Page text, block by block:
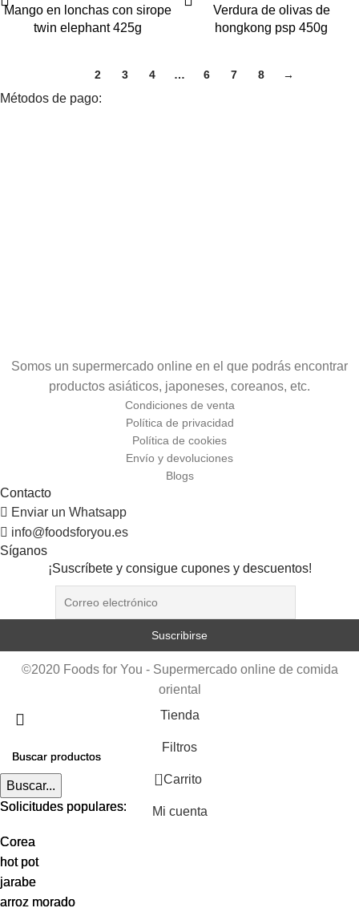
Mango en lonchas con sirope
twin elephant 425g
Verdura de olivas de
hongkong psp 450g
2 3 4 … 6 7 8 →
Métodos de pago:
Somos un supermercado online en el que podrás encontrar
productos asiáticos, japoneses, coreanos, etc.
Condiciones de venta
Política de privacidad
Política de cookies
Envío y devoluciones
Blogs
Contacto
Enviar un Whatsapp
info@foodsforyou.es
Síganos
¡Suscríbete y consigue cupones y descuentos!
©2020 Foods for You - Supermercado online de comida
oriental
Buscar...
Solicitudes populares:
Corea
hot pot
jarabe
arroz morado
Buscar...
Solicitudes populares:
Corea
hot pot
jarabe
arroz morado
Tienda
Filtros
0 Carrito
Mi cuenta